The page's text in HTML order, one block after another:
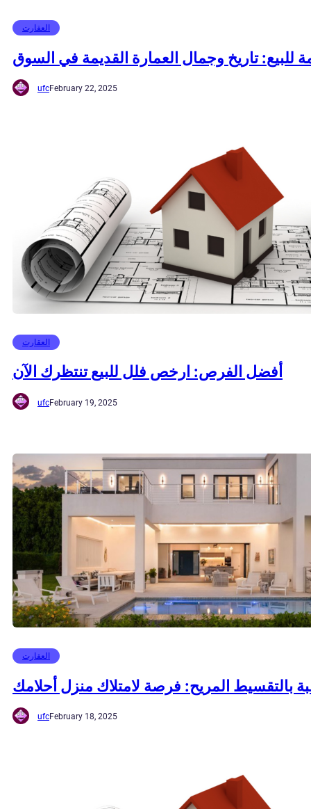
العقارت
للبيع: تاريخ وجمال العمارة القديمة في السوق
ufcFebruary 22, 2025
العقارت
أفضل الفرص: ارخص فلل للبيع تنتظرك الآن
ufcFebruary 19, 2025
العقارت
بالتقسيط المريح: فرصة لامتلاك منزل أحلامك
ufcFebruary 18, 2025